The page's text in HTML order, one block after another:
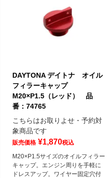
DAYTONA デイトナ オイル
フィラーキャップ
M20×P1.5（レッド） 品
番：74765
こちらはお取りよせ・予約対
象商品です
販売価格 ¥1,870税込
M20×P1.5サイズのオイルフィラー
キャップ。エンジン周りを手軽に
ドレスアップ。ワイヤー固定穴付